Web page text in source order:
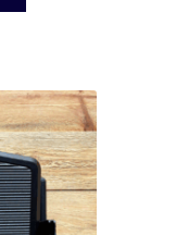
Les
options
peuvent
être
choisies